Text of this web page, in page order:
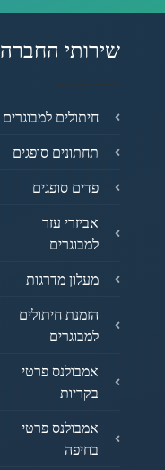
שירותי החברה
חיתולים למבוגרים
תחתונים סופגים
פדים סופגים
אביזרי עזר
למבוגרים
מעלון מדרגות
הזמנת חיתולים
למבוגרים
אמבולנס פרטי
בקריות
אמבולנס פרטי
בחיפה